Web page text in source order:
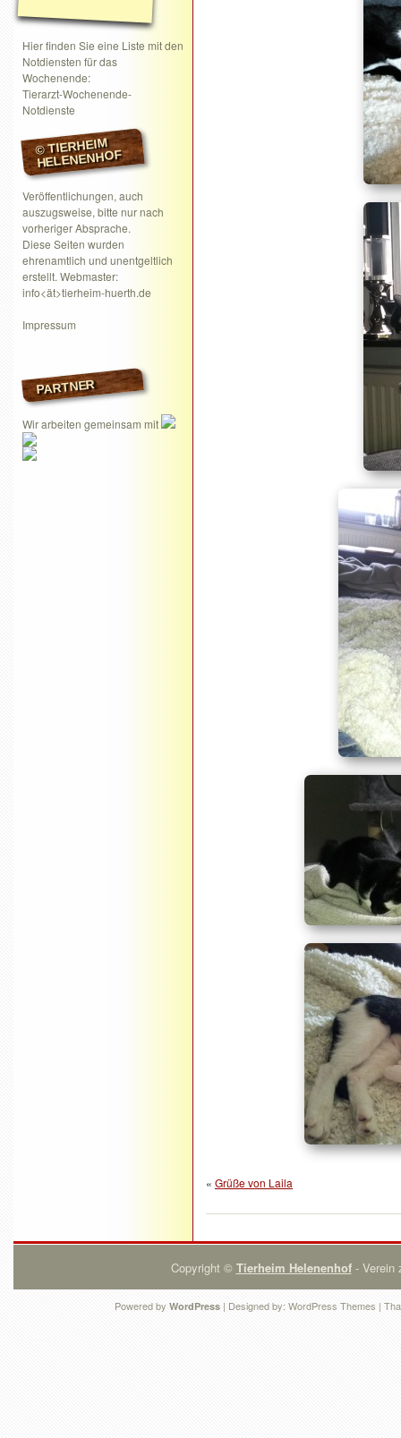
Hier finden Sie eine Liste mit den
Notdiensten für das
Wochenende:
Tierarzt-Wochenende-
Notdienste
© TIERHEIM
HELENENHOF
Veröffentlichungen, auch
auszugsweise, bitte nur nach
vorheriger Absprache.
Diese Seiten wurden
ehrenamtlich und unentgeltlich
erstellt. Webmaster:
info<ät>tierheim-huerth.de
Impressum
PARTNER
Wir arbeiten gemeinsam mit
« Grüße von Laila
Copyright © Tierheim Helenenhof- Verein
Powered by WordPress | Designed by: WordPress Themes |